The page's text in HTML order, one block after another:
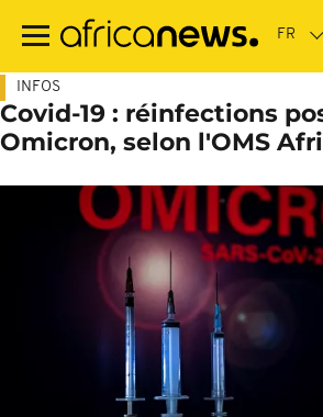
contenu
INFOS
Covid-19 : réinfections
Omicron, selon l'OMS